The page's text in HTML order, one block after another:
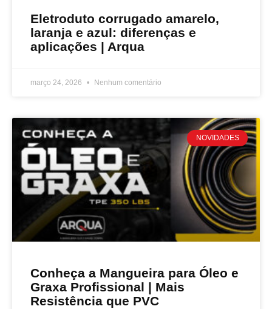
Eletroduto corrugado amarelo,
laranja e azul: diferenças e
aplicações | Arqua
março 24, 2026 Nenhum comentário
NOVIDADES
Conheça a Mangueira para Óleo e
Graxa Profissional | Mais
Resistência que PVC